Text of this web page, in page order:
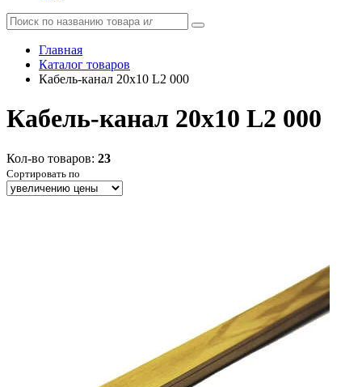
Главная
Каталог товаров
Кабель-канал 20х10 L2 000
Кабель-канал 20х10 L2 000
Кол-во товаров: 23
Сортировать по